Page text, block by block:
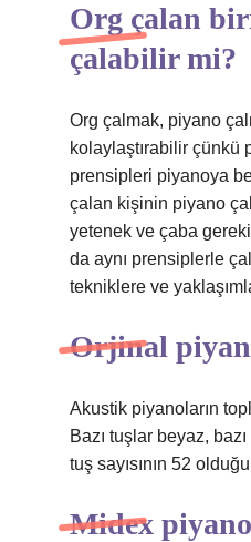
Org çalan
çalabilir mi?
Org çalmak, piyano
kolaylaştırabilir çünkü
prensipleri piyanoya
çalan kişinin piyano
yetenek ve çaba
da aynı prensiplerle
tekniklere ve
Orjinal
Akustik piyanoların
Bazı tuşlar beyaz,
tuş sayısının 52
Midex